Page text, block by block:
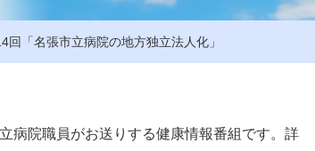
「名張市立病院の地方独立法人化」
院職員がお送りする健康情報番組です。詳